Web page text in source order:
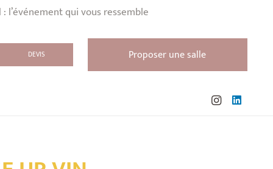
l’événement qui vous ressemble
DEVIS Proposer une salle